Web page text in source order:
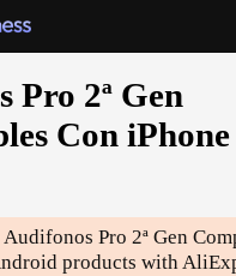
Pro 2ª Gen
Con
Audifonos Pro 2ª Gen
products with